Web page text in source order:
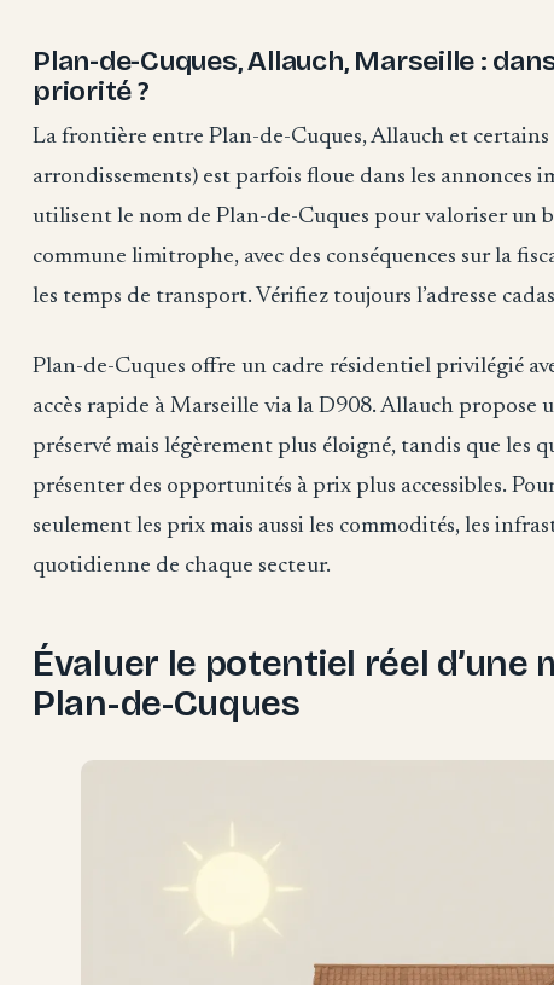
Plan-de-Cuques, Allauch, Marseille :
priorité ?
La frontière entre Plan-de-Cuques, Allauch et
arrondissements) est parfois floue dans les annonces
utilisent le nom de Plan-de-Cuques pour valoriser un
commune limitrophe, avec des conséquences sur la
les temps de transport. Vérifiez toujours l’adresse
Plan-de-Cuques offre un cadre résidentiel privilégié
accès rapide à Marseille via la D908. Allauch propose
préservé mais légèrement plus éloigné, tandis que les
présenter des opportunités à prix plus accessibles.
seulement les prix mais aussi les commodités, les
quotidienne de chaque secteur.
Évaluer le potentiel réel d’une
Plan-de-Cuques